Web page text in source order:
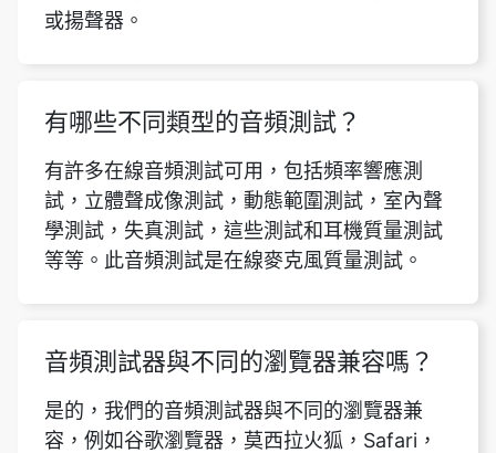
或揚聲器。
有哪些不同類型的音頻測試？
有許多在線音頻測試可用，包括頻率響應測
試，立體聲成像測試，動態範圍測試，室內聲
學測試，失真測試，這些測試和耳機質量測試
等等。此音頻測試是在線麥克風質量測試。
音頻測試器與不同的瀏覽器兼容嗎？
是的，我們的音頻測試器與不同的瀏覽器兼
容，例如谷歌瀏覽器，莫西拉火狐，Safari，